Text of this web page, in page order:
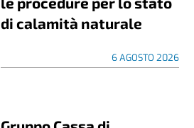
di calamità naturale
6 AGOSTO 2026